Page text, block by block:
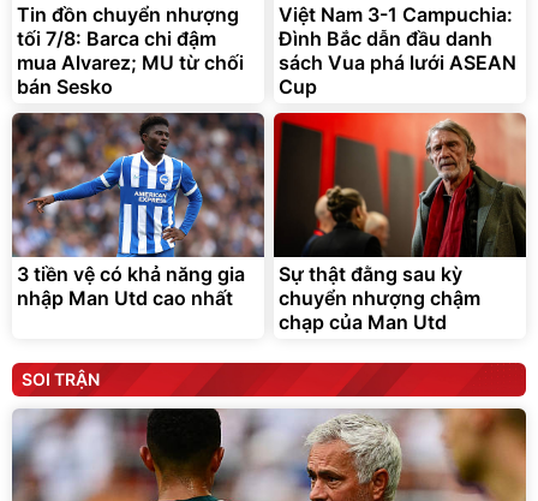
Tin đồn chuyển nhượng
tối 7/8: Barca chi đậm
mua Alvarez; MU từ chối
bán Sesko
Việt Nam 3-1 Campuchia:
Đình Bắc dẫn đầu danh
sách Vua phá lưới ASEAN
Cup
3 tiền vệ có khả năng gia
nhập Man Utd cao nhất
Sự thật đằng sau kỳ
chuyển nhượng chậm
chạp của Man Utd
SOI TRẬN